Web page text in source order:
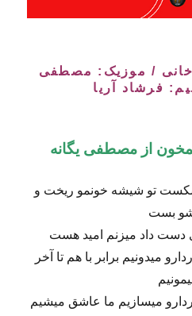
/ موزیک: مصطفی
فرشاد آریا
از مصطفی یگانه
شکست تو شیشه خونمو ریخت و
بست
دست داد میزنم امید هست
میدونیم برابر با هم تا آخر
میسازیم ما عاشق میشیم